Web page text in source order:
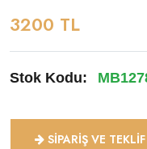
3200 TL
Stok Kodu:
SIPARIŞ VE